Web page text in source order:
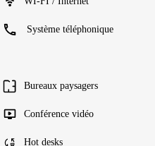
Système téléphonique
Bureaux paysagers
Conférence vidéo
Hot desks